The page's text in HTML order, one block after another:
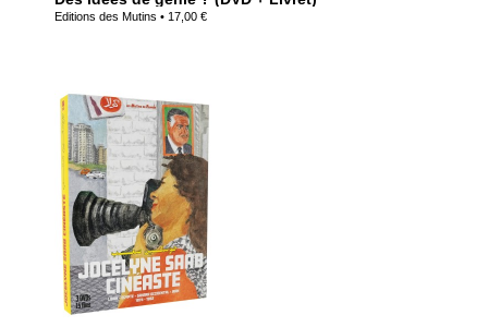
Editions des Mutins • 17,00 €